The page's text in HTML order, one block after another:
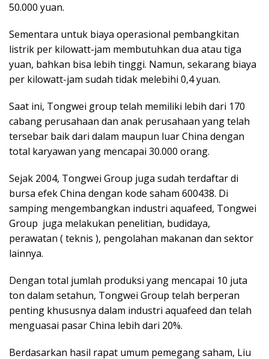
50.000 yuan.
Sementara untuk biaya operasional pembangkitan
listrik per kilowatt-jam membutuhkan dua atau tiga
yuan, bahkan bisa lebih tinggi. Namun, sekarang biaya
per kilowatt-jam sudah tidak melebihi 0,4 yuan.
Saat ini, Tongwei group telah memiliki lebih dari 170
cabang perusahaan dan anak perusahaan yang telah
tersebar baik dari dalam maupun luar China dengan
total karyawan yang mencapai 30.000 orang.
Sejak 2004, Tongwei Group juga sudah terdaftar di
bursa efek China dengan kode saham 600438. Di
samping mengembangkan industri aquafeed, Tongwei
Group juga melakukan penelitian, budidaya,
perawatan ( teknis ), pengolahan makanan dan sektor
lainnya.
Dengan total jumlah produksi yang mencapai 10 juta
ton dalam setahun, Tongwei Group telah berperan
penting khususnya dalam industri aquafeed dan telah
menguasai pasar China lebih dari 20%.
Berdasarkan hasil rapat umum pemegang saham, Liu